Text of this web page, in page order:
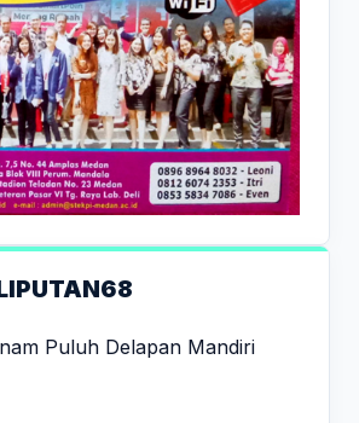
Puluh Delapan Mandiri